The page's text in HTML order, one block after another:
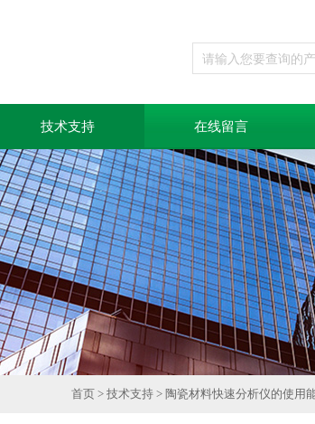
技术支持 在线留言
首页 > 技术支持 > 陶瓷材料快速分析仪的使用